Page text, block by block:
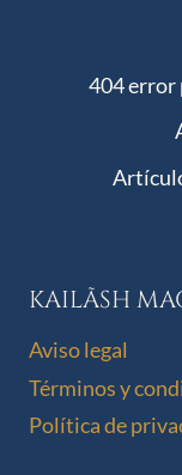
404 error
KAILÃSH
Aviso legal
Términos y
Política de